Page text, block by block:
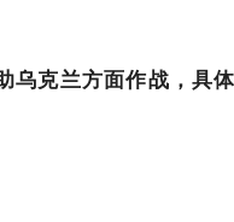
乌克兰方面作战，具